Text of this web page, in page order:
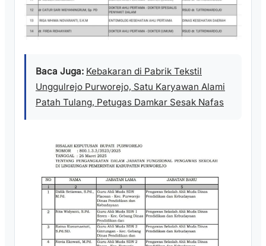
Baca Juga: Kebakaran di Pabrik Tekstil
Unggulrejo Purworejo, Satu Karyawan Alami
Patah Tulang, Petugas Damkar Sesak Nafas